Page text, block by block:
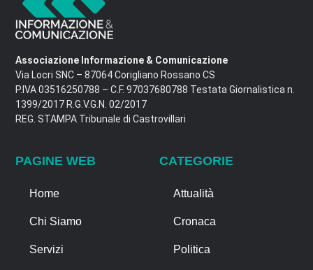
Associazione Informazione & Comunicazione
Via Locri SNC – 87064 Corigliano Rossano CS
P.IVA 03516250788 – C.F. 97037680788 Testata Giornalistica n.
1399/2017 R.G.V.G.N. 02/2017
REG. STAMPA Tribunale di Castrovillari
PAGINE WEB
Home
Chi Siamo
Servizi
CATEGORIE
Attualità
Cronaca
Politica